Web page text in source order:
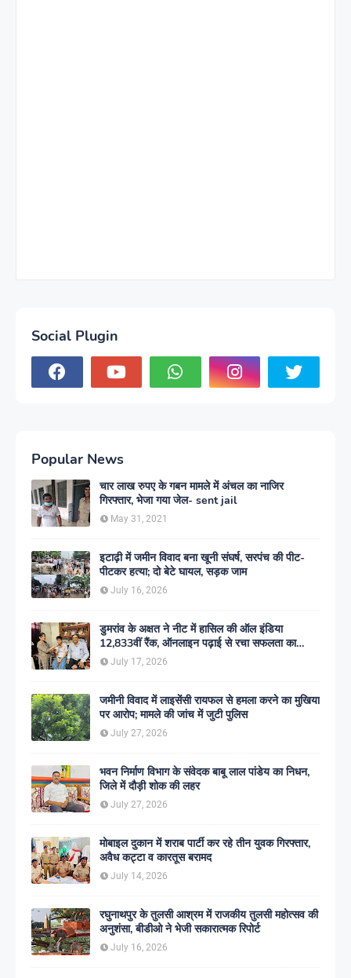
Social Plugin
Popular News
चार लाख रुपए के गबन मामले में अंचल का नाजिर
गिरफ्तार, भेजा गया जेल- sent jail
May 31, 2021
इटाढ़ी में जमीन विवाद बना खूनी संघर्ष, सरपंच की पीट-
पीटकर हत्या; दो बेटे घायल, सड़क जाम
July 16, 2026
डुमरांव के अक्षत ने नीट में हासिल की ऑल इंडिया
12,833वीं रैंक, ऑनलाइन पढ़ाई से रचा सफलता का
इतिहास
July 17, 2026
जमीनी विवाद में लाइसेंसी रायफल से हमला करने का मुखिया
पर आरोप; मामले की जांच में जुटी पुलिस
July 27, 2026
भवन निर्माण विभाग के संवेदक बाबू लाल पांडेय का निधन,
जिले में दौड़ी शोक की लहर
July 27, 2026
मोबाइल दुकान में शराब पार्टी कर रहे तीन युवक गिरफ्तार,
अवैध कट्टा व कारतूस बरामद
July 14, 2026
रघुनाथपुर के तुलसी आश्रम में राजकीय तुलसी महोत्सव की
अनुशंसा, बीडीओ ने भेजी सकारात्मक रिपोर्ट
July 16, 2026